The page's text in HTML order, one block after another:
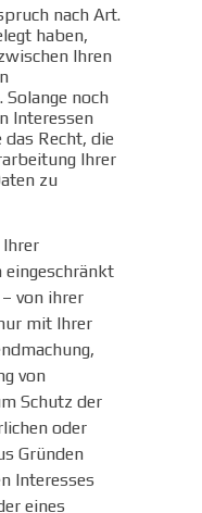
nach Art.
haben,
Ihren
noch
Interessen
das Recht, die
Ihrer
zu
Ihrer
eingeschränkt
von ihrer
mit Ihrer
von
Schutz der
oder
Gründen
Interesses
eines